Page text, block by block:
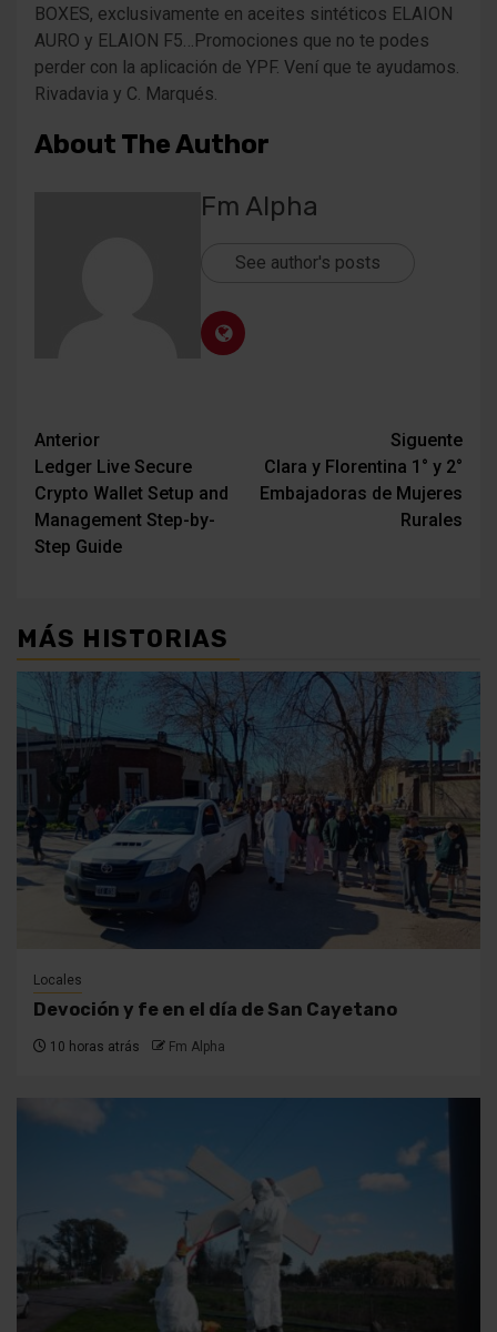
BOXES, exclusivamente en aceites sintéticos ELAION
AURO y ELAION F5…Promociones que no te podes
perder con la aplicación de YPF. Vení que te ayudamos.
Rivadavia y C. Marqués.
About The Author
Fm Alpha
See author's posts
Navegación
de
entradas
Anterior
Ledger Live Secure
Crypto Wallet Setup and
Management Step-by-
Step Guide
Siguente
Clara y Florentina 1° y 2°
Embajadoras de Mujeres
Rurales
MÁS HISTORIAS
Locales
Devoción y fe en el día de San Cayetano
10 horas atrás Fm Alpha